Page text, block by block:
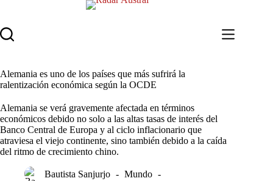
contenido
Alemania es uno de los países que más sufrirá la
ralentización económica según la OCDE
Alemania se verá gravemente afectada en términos
económicos debido no solo a las altas tasas de interés del
Banco Central de Europa y al ciclo inflacionario que
atraviesa el viejo continente, sino también debido a la caída
del ritmo de crecimiento chino.
Bautista Sanjurjo
Mundo